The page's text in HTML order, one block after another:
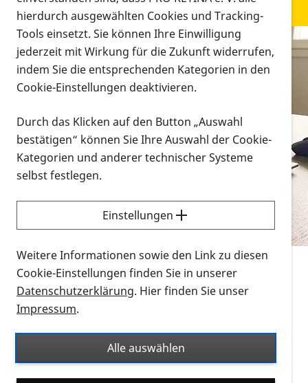
Infomaterial
Infomaterial
Vorlesen
Alle Infomaterialien in verschiedenen
Formaten an einem Ort
Sie möchten wissen, wie Sie nach Infonmaterial
suchen und dieses bestellen bzw. herunterladen
können? Schauen Sie sich dieErklärvideos zum
Thema Infomaterial auf der PRO RETINA-Website
für blinde und sehbehinderte Menschen an.
Auf dieser Seite finden Sie sämtliches Infomaterial
Ort. Nutzen Sie den Formatfilter, um ausschließlich
nach Flyern und Broschüren, Audios oder Videos zu
suchen. Die meisten Flyer und Broschüren werden in
hierdurch ausgewählten Cookies und Tracking-
Tools einsetzt. Sie können Ihre Einwilligung
jederzeit mit Wirkung für die Zukunft widerrufen,
indem Sie die entsprechenden Kategorien in den
Cookie-Einstellungen deaktivieren.
Durch das Klicken auf den Button „Auswahl
bestätigen“ können Sie Ihre Auswahl der Cookie-
Kategorien und anderer technischer Systeme
selbst festlegen.
Einstellungen
Weitere Informationen sowie den Link zu diesen
Cookie-Einstellungen finden Sie in unserer
Datenschutzerklärung. Hier finden Sie unser
Impressum.
Alle auswählen